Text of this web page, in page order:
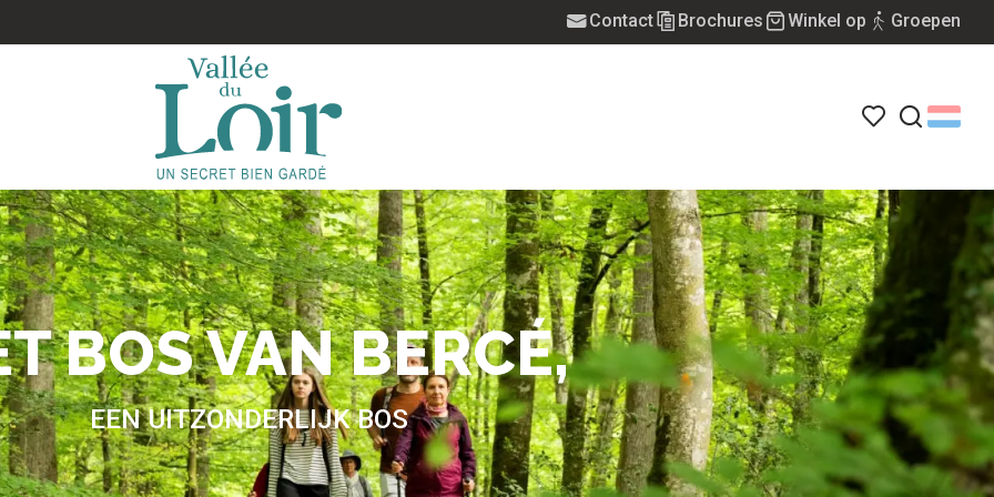
Contact Brochures Winkel op Groepen
BOS VAN BERCÉ,
EEN UITZONDERLIJK BOS